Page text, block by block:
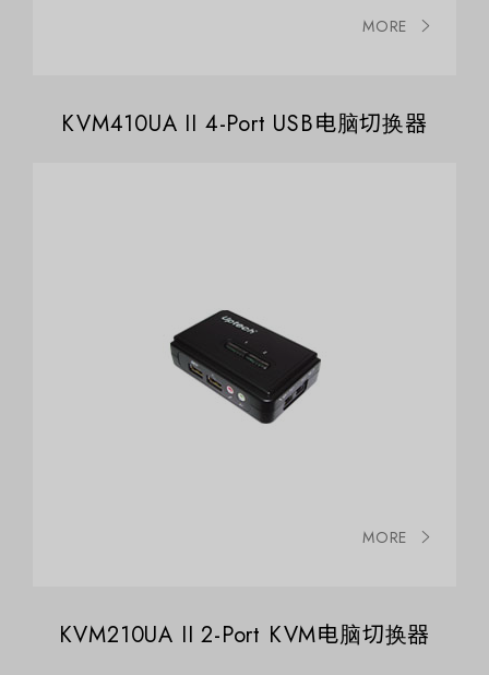
MORE
KVM410UA II 4-Port USB电脑切换器
MORE
KVM210UA II 2-Port KVM电脑切换器